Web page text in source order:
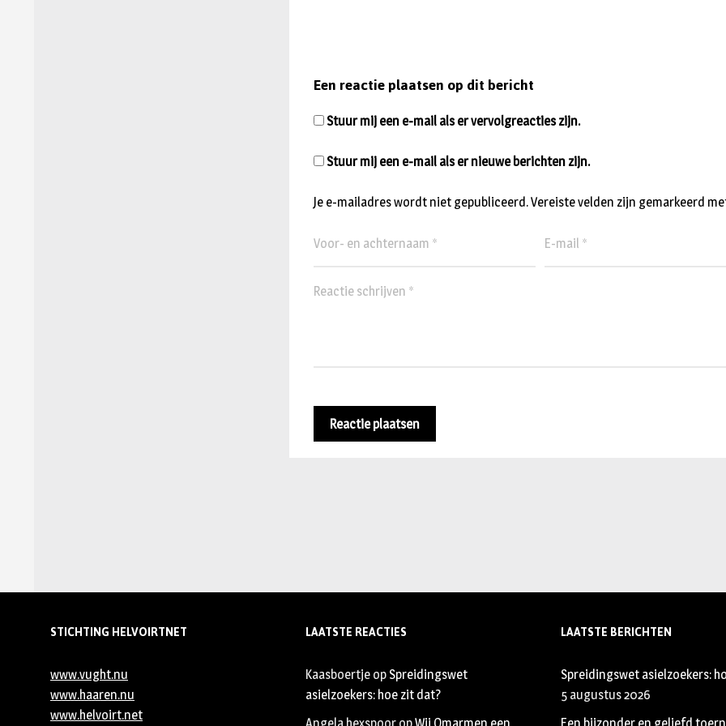
Een reactie plaatsen op dit bericht
Je e-mailadres wordt niet gepubliceerd.Vereiste velden zijn gemarkeerd
Stuur mij een e-mail als er vervolgreacties zijn.
Stuur mij een e-mail als er nieuwe berichten zijn.
STICHTING HELVOIRTNET
www.vught.nu
www.haaren.nu
www.helvoirt.net
LAATSTE REACTIES
Kaasboertje op Spreidingswet
asielzoekers: hoe zit dat?
LAATSTE BERICHTEN
Spreidingswet asielzoekers:
5 augustus 2026